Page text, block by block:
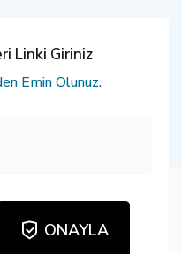
Linki Giriniz
Emin Olunuz.
ONAYLA